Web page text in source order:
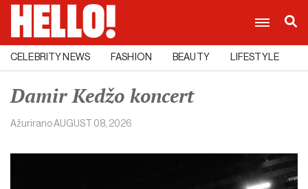
CELEBRITY NEWS FASHION BEAUTY LIFESTYLE
Damir Kedžo koncert
AžuriranoAUGUST 08, 2026